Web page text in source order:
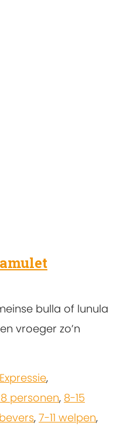
bulla of lunula
vroeger zo’n
Expressie,
personen, 8-15
, 7-11 welpen,